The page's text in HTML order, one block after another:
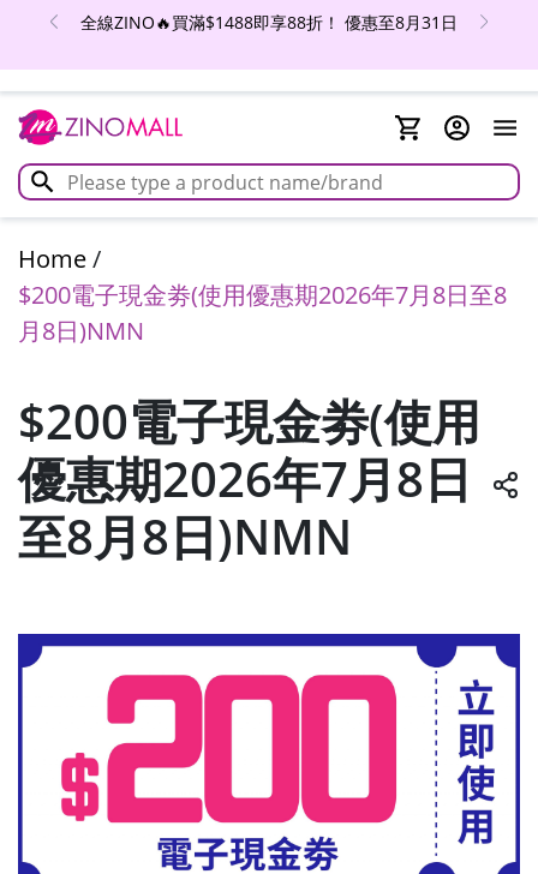
全線ZINO🔥買滿$1488即享88折！ 優惠至8月31日
Home/
$200電子現金劵(使用優惠期2026年7月8日至8
月8日)NMN
$200電子現金劵(使用
優惠期2026年7月8日
至8月8日)NMN